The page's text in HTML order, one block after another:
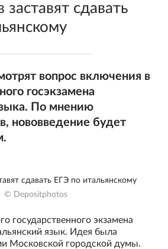
сдавать
вопрос включения в
госэкзамена
По мнению
нововведение будет
сдавать ЕГЭ по итальянскому
© Depositphotos
государственного экзамена
язык. Идея была
Московской городской думы.